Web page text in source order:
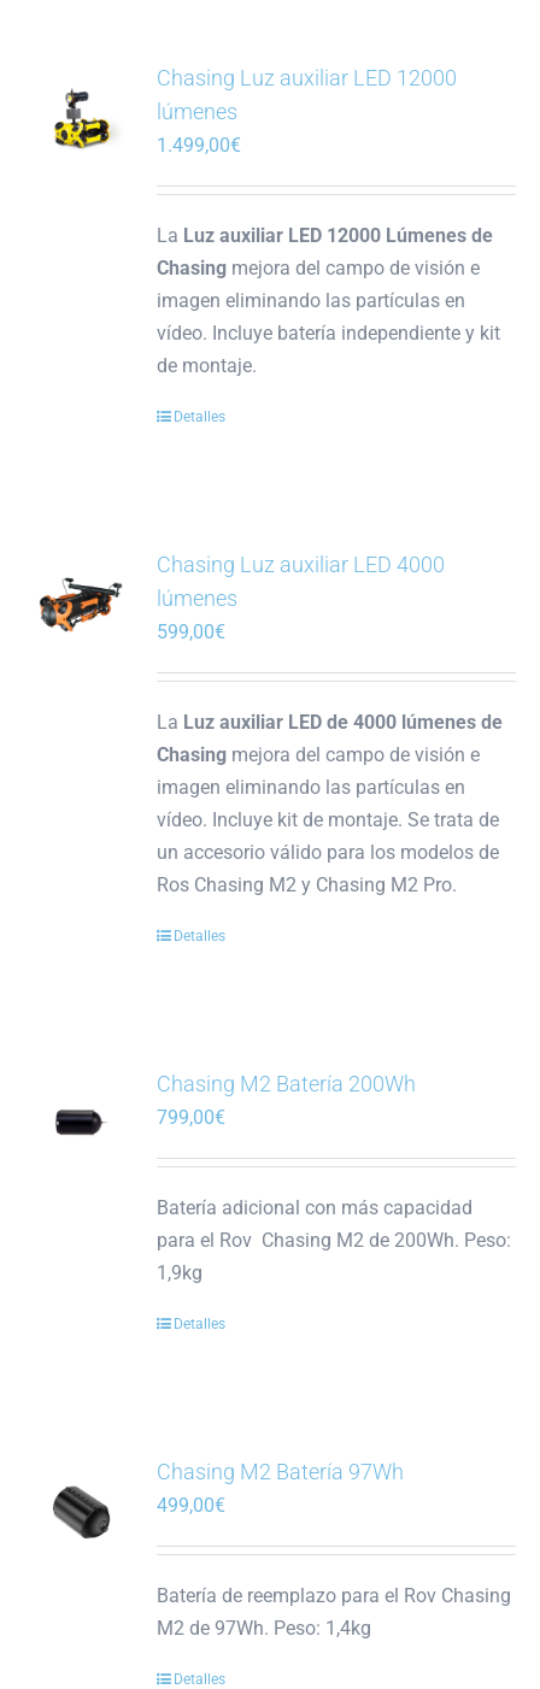
Chasing Luz auxiliar LED 12000
lúmenes
1.499,00€
La Luz auxiliar LED 12000 Lúmenes de
Chasing mejora del campo de visión e
imagen eliminando las partículas en
vídeo. Incluye batería independiente y kit
de montaje.
Detalles
Chasing Luz auxiliar LED 4000
lúmenes
599,00€
La Luz auxiliar LED de 4000 lúmenes de
Chasing mejora del campo de visión e
imagen eliminando las partículas en
vídeo. Incluye kit de montaje. Se trata de
un accesorio válido para los modelos de
Ros Chasing M2 y Chasing M2 Pro.
Detalles
Chasing M2 Batería 200Wh
799,00€
Batería adicional con más capacidad
para el Rov Chasing M2 de 200Wh. Peso:
1,9kg
Detalles
Chasing M2 Batería 97Wh
499,00€
Batería de reemplazo para el Rov Chasing
M2 de 97Wh. Peso: 1,4kg
Detalles